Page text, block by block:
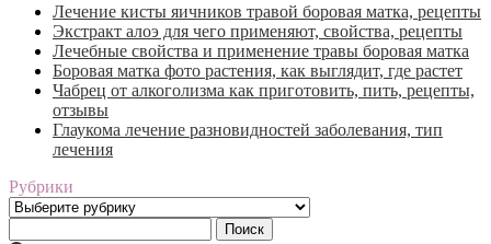
Лечение кисты яичников травой боровая матка, рецепты
Экстракт алоэ для чего применяют, свойства, рецепты
Лечебные свойства и применение травы боровая матка
Боровая матка фото растения, как выглядит, где растет
Чабрец от алкоголизма как приготовить, пить, рецепты,
отзывы
Глаукома лечение разновидностей заболевания, тип
лечения
Рубрики
Рубрики